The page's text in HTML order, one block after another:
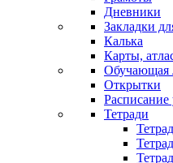
Дневники
Закладки
Калька
Карты,
Обучающая
Открытки
Расписание
Тетради